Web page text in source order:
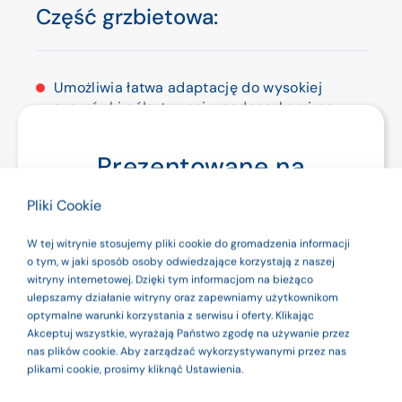
Część grzbietowa:
Umożliwia łatwa adaptację do wysokiej
sznurówki półsztywnej z podpaszkami po
metalowe fiszbiny: 2 pionowe oraz 2 poziome
formowania.
Gorset posiada dwie opcje stabilizacji
odcinka szyjnego: niską (diadem) i wysoką
(diadem i halo).
Wskazania
Prezentowane na
stronie produkty są
wyrobami
medycznymi. Dla
bezpieczeństwa
używaj ich zgodnie
z instrukcją
Pliki Cookie
W tej witrynie stosujemy pliki cookie do gromadzenia informacji
o tym, w jaki sposób osoby odwiedzające korzystają z naszej
witryny internetowej. Dzięki tym informacjom na bieżąco
ulepszamy działanie witryny oraz zapewniamy użytkownikom
optymalne warunki korzystania z serwisu i oferty. Klikając
Akceptuj wszystkie, wyrażają Państwo zgodę na używanie przez
nas plików cookie. Aby zarządzać wykorzystywanymi przez nas
plikami cookie, prosimy kliknąć Ustawienia.